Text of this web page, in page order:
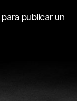
para publicar un